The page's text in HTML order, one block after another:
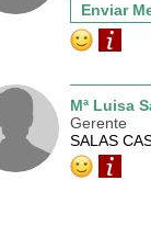
Enviar
Mª Luisa
Gerente
SALAS